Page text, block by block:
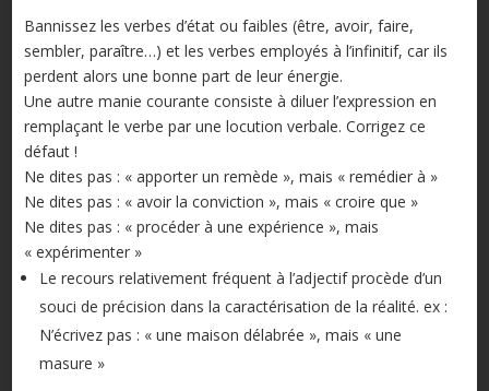
Bannissez les verbes d’état ou faibles (être, avoir, faire,
sembler, paraître…) et les verbes employés à l’infinitif, car ils
perdent alors une bonne part de leur énergie.
Une autre manie courante consiste à diluer l’expression en
remplaçant le verbe par une locution verbale. Corrigez ce
défaut !
Ne dites pas : « apporter un remède », mais « remédier à »
Ne dites pas : « avoir la conviction », mais « croire que »
Ne dites pas : « procéder à une expérience », mais
« expérimenter »
Le recours relativement fréquent à l’adjectif procède d’un
souci de précision dans la caractérisation de la réalité. ex :
N’écrivez pas : « une maison délabrée », mais « une
masure »